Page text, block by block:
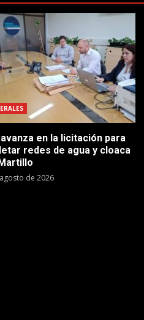
avanza en la licitación para
redes de agua y cloaca
de 2026